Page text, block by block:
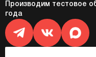
Производим тестовое
года